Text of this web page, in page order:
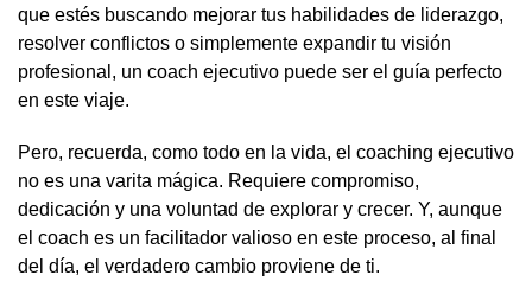
que estés buscando mejorar tus habilidades de liderazgo,
resolver conflictos o simplemente expandir tu visión
profesional, un coach ejecutivo puede ser el guía perfecto
en este viaje.
Pero, recuerda, como todo en la vida, el coaching ejecutivo
no es una varita mágica. Requiere compromiso,
dedicación y una voluntad de explorar y crecer. Y, aunque
el coach es un facilitador valioso en este proceso, al final
del día, el verdadero cambio proviene de ti.